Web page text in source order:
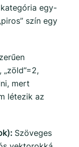
egy-
szín egy
„zöld”=2,
mert
létezik az
Szöveges